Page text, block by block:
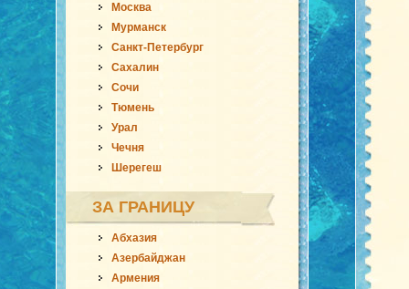
Москва
Мурманск
Санкт-Петербург
Сахалин
Сочи
Тюмень
Урал
Чечня
Шерегеш
ЗА ГРАНИЦУ
Абхазия
Азербайджан
Армения